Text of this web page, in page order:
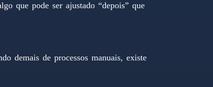
que pode ser ajustado “depois” que
demais de processos manuais, existe